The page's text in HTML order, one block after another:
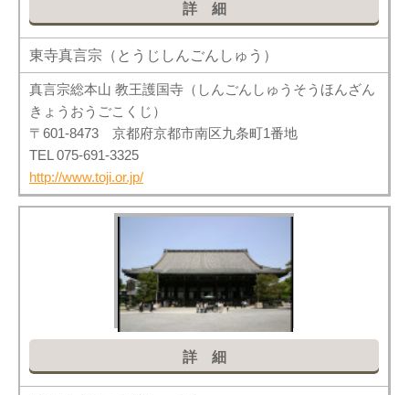
詳細
東寺真言宗（とうじしんごんしゅう）
真言宗総本山 教王護国寺（しんごんしゅうそうほんざん
きょうおうごこくじ）
〒601-8473 京都府京都市南区九条町1番地
TEL 075-691-3325
http://www.toji.or.jp/
詳細